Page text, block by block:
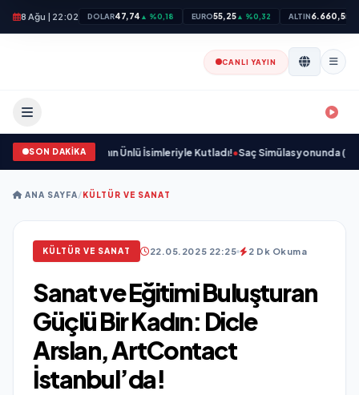
8 Ağu | 22:02 DOLAR47,74 ▲ %0,18 EURO55,25▲ %0,32 ALTIN6.660,55
CANLI YAYIN
SON DAKİKA
Dünyasının Ünlü İsimleriyle Kutladı!•Saç Simülasyonunda (SMP)
ANA SAYFA/KÜLTÜR VE SANAT
KÜLTÜR VE SANAT 22.05.2025 22:25 2 Dk Okuma
Sanat ve Eğitimi Buluşturan
Güçlü Bir Kadın: Dicle
Arslan, ArtContact
İstanbul’da!